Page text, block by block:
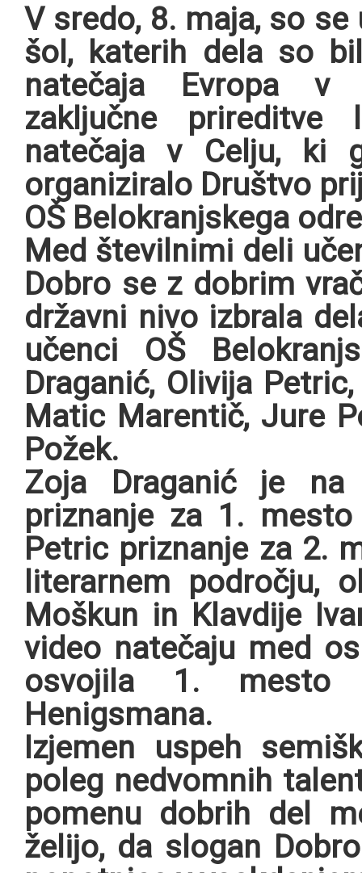
V sredo, 8. maja, so
šol, katerih dela so
natečaja Evropa v
zaključne prireditve
natečaja v Celju, ki
organiziralo Društvo
OŠ Belokranjskega
Med številnimi deli
Dobro se z dobrim
državni nivo izbrala
učenci OŠ
Draganić, Olivija
Matic Marentič, Jure
Požek.
Zoja Draganić je na
priznanje za 1.
Petric priznanje za 2.
literarnem področju,
Moškun in Klavdije
video natečaju med
osvojila 1. mesto
Henigsmana.
Izjemen uspeh
poleg nedvomnih
pomenu dobrih del
želijo, da slogan